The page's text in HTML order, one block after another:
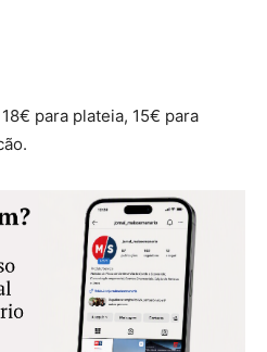
para plateia, 15€ para